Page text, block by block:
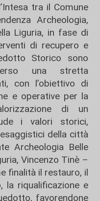
tra il Comune
Archeologia,
Liguria, in fase di
di recupero e
Storico sono
una stretta
con l’obiettivo di
e operative per la
di un
i valori storici,
della città
Archeologia Belle
Vincenzo Tinè –
finalità il restauro, il
la riqualificazione e
favorendone